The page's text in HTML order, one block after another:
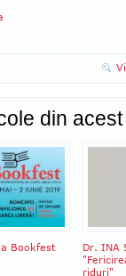
din
Bookfest
Dr. INA
riduri"